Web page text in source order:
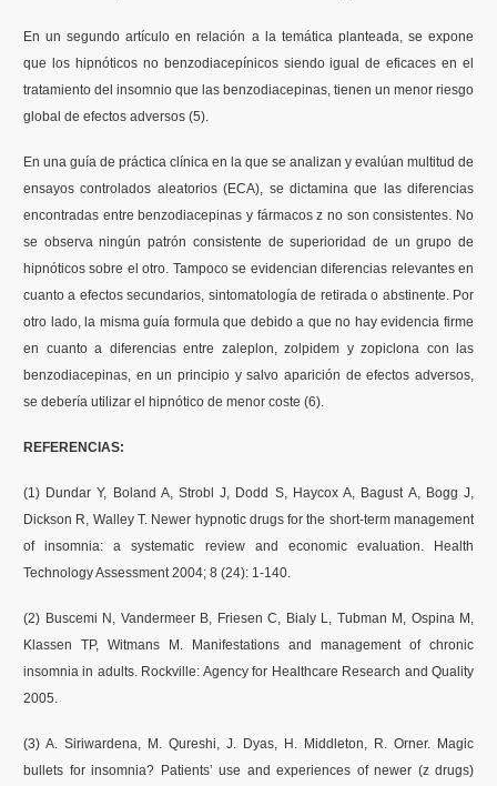
En un segundo artículo en relación a la temática planteada, se expone
que los hipnóticos no benzodiacepínicos siendo igual de eficaces en el
tratamiento del insomnio que las benzodiacepinas, tienen un menor riesgo
global de efectos adversos (5).
En una guía de práctica clínica en la que se analizan y evalúan multitud de
ensayos controlados aleatorios (ECA), se dictamina que las diferencias
encontradas entre benzodiacepinas y fármacos z no son consistentes. No
se observa ningún patrón consistente de superioridad de un grupo de
hipnóticos sobre el otro. Tampoco se evidencian diferencias relevantes en
cuanto a efectos secundarios, sintomatología de retirada o abstinente. Por
otro lado, la misma guía formula que debido a que no hay evidencia firme
en cuanto a diferencias entre zaleplon, zolpidem y zopiclona con las
benzodiacepinas, en un principio y salvo aparición de efectos adversos,
se debería utilizar el hipnótico de menor coste (6).
REFERENCIAS:
(1) Dundar Y, Boland A, Strobl J, Dodd S, Haycox A, Bagust A, Bogg J,
Dickson R, Walley T. Newer hypnotic drugs for the short-term management
of insomnia: a systematic review and economic evaluation. Health
Technology Assessment 2004; 8 (24): 1-140.
(2) Buscemi N, Vandermeer B, Friesen C, Bialy L, Tubman M, Ospina M,
Klassen TP, Witmans M. Manifestations and management of chronic
insomnia in adults. Rockville: Agency for Healthcare Research and Quality
2005.
(3) A. Siriwardena, M. Qureshi, J. Dyas, H. Middleton, R. Orner. Magic
bullets for insomnia? Patients’ use and experiences of newer (z drugs)